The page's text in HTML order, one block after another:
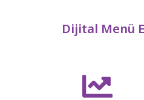
Dijital Menü